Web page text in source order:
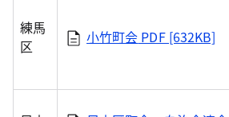
練馬
区
小竹町会 PDF [632KB]